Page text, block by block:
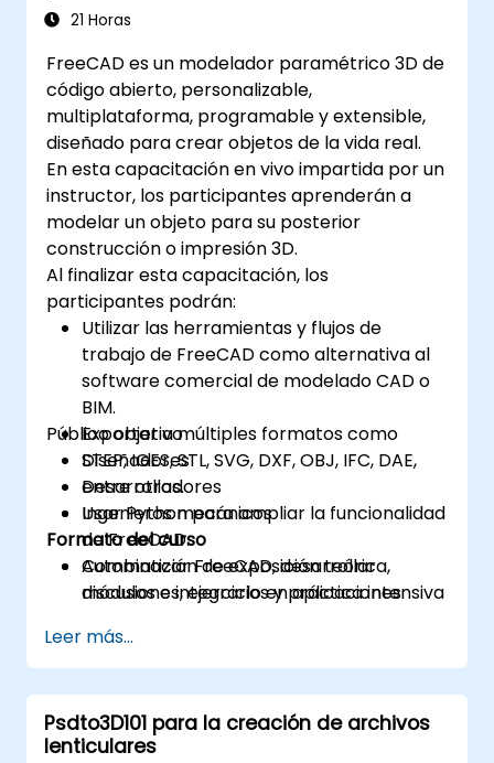
21 Horas
FreeCAD es un modelador paramétrico 3D de
código abierto, personalizable,
multiplataforma, programable y extensible,
diseñado para crear objetos de la vida real.
En esta capacitación en vivo impartida por un
instructor, los participantes aprenderán a
modelar un objeto para su posterior
construcción o impresión 3D.
Al finalizar esta capacitación, los
participantes podrán:
Utilizar las herramientas y flujos de
trabajo de FreeCAD como alternativa al
software comercial de modelado CAD o
BIM.
Exportar a múltiples formatos como
STEP, IGES, STL, SVG, DXF, OBJ, IFC, DAE,
entre otros.
Usar Python para ampliar la funcionalidad
de FreeCAD.
Automatizar FreeCAD, desarrollar
módulos e integrarlo en aplicaciones
Público objetivo
Diseñadores
Desarrolladores
Ingenieros mecánicos
Formato del curso
Combinación de exposición teórica,
discusiones, ejercicios y práctica intensiva
Leer más...
Psdto3D101 para la creación de archivos
lenticulares